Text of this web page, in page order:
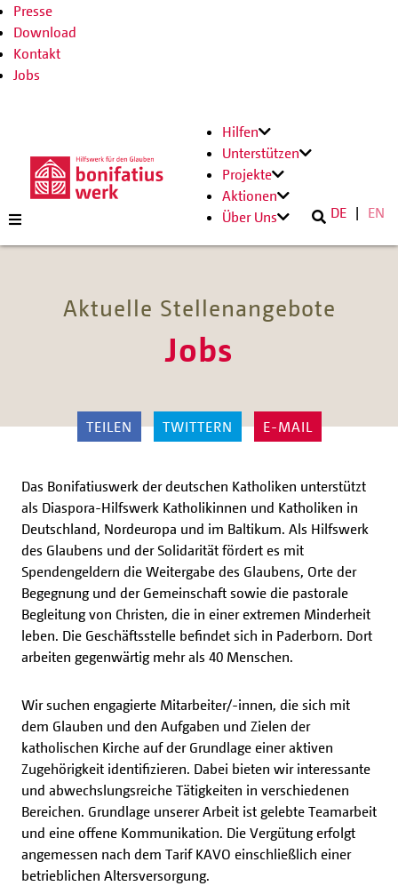
Presse
Download
Kontakt
Jobs
Hilfen
Unterstützen
Projekte
Aktionen
Über Uns
DE EN
Aktuelle Stellenangebote
Jobs
TEILEN TWITTERN E-MAIL
Das Bonifatiuswerk der deutschen Katholiken unterstützt
als Diaspora-Hilfswerk Katholikinnen und Katholiken in
Deutschland, Nordeuropa und im Baltikum. Als Hilfswerk
des Glaubens und der Solidarität fördert es mit
Spendengeldern die Weitergabe des Glaubens, Orte der
Begegnung und der Gemeinschaft sowie die pastorale
Begleitung von Christen, die in einer extremen Minderheit
leben. Die Geschäftsstelle befindet sich in Paderborn. Dort
arbeiten gegenwärtig mehr als 40 Menschen.
Wir suchen engagierte Mitarbeiter/-innen, die sich mit
dem Glauben und den Aufgaben und Zielen der
katholischen Kirche auf der Grundlage einer aktiven
Zugehörigkeit identifizieren. Dabei bieten wir interessante
und abwechslungsreiche Tätigkeiten in verschiedenen
Bereichen. Grundlage unserer Arbeit ist gelebte Teamarbeit
und eine offene Kommunikation. Die Vergütung erfolgt
angemessen nach dem Tarif KAVO einschließlich einer
betrieblichen Altersversorgung.